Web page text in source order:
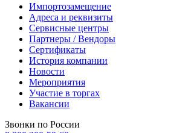
Импортозамещение
Адреса и реквизиты
Сервисные центры
Партнеры / Вендоры
Сертификаты
История компании
Новости
Мероприятия
Участие в торгах
Вакансии
Звонки по России